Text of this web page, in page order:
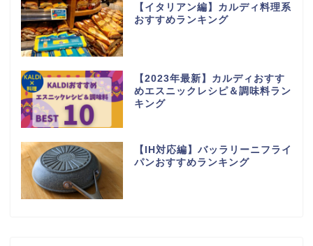
【イタリアン編】カルディ料理系
おすすめランキング
【2023年最新】カルディおすす
めエスニックレシピ＆調味料ラン
キング
【IH対応編】バッラリーニフライ
パンおすすめランキング